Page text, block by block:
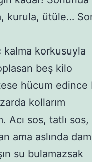
kurula, ütüle…
kalma korkusuyla
beş kilo
hücum edince
kollarım
Acı sos, tatlı sos,
ama aslında
su bulamazsak